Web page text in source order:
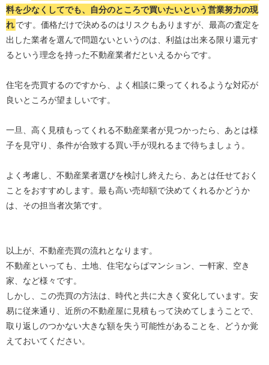
料を少なくしてでも、自分のところで買いたいという営業努力の現
れです。価格だけで決めるのはリスクもありますが、最高の査定を
出した業者を選んで問題ないというのは、利益は出来る限り還元す
るという理念を持った不動産業者だといえるからです。
住宅を売買するのですから、よく相談に乗ってくれるような対応が
良いところが望ましいです。
一旦、高く見積もってくれる不動産業者が見つかったら、あとは様
子を見守り、条件が合致する買い手が現れるまで待ちましょう。
よく考慮し、不動産業者選びを検討し終えたら、あとは任せておく
ことをおすすめします。最も高い売却額で決めてくれるかどうか
は、その担当者次第です。
以上が、不動産売買の流れとなります。
不動産といっても、土地、住宅ならばマンション、一軒家、空き
家、など様々です。
しかし、この売買の方法は、時代と共に大きく変化しています。安
易に従来通り、近所の不動産屋に見積もって決めてしまうことで、
取り返しのつかない大きな額を失う可能性があることを、どうか覚
えておいてください。